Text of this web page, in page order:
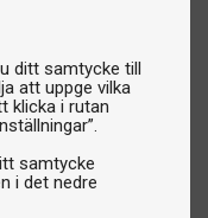
ditt samtycke till
att uppge vilka
klicka i rutan
samtycke
i det nedre